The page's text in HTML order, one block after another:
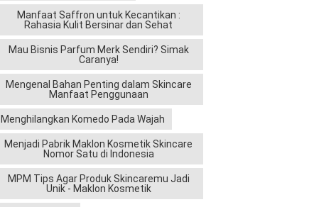
Manfaat Saffron untuk Kecantikan :
Rahasia Kulit Bersinar dan Sehat
Mau Bisnis Parfum Merk Sendiri? Simak
Caranya!
Mengenal Bahan Penting dalam Skincare
Manfaat Penggunaan
Menghilangkan Komedo Pada Wajah
Menjadi Pabrik Maklon Kosmetik Skincare
Nomor Satu di Indonesia
MPM Tips Agar Produk Skincaremu Jadi
Unik - Maklon Kosmetik